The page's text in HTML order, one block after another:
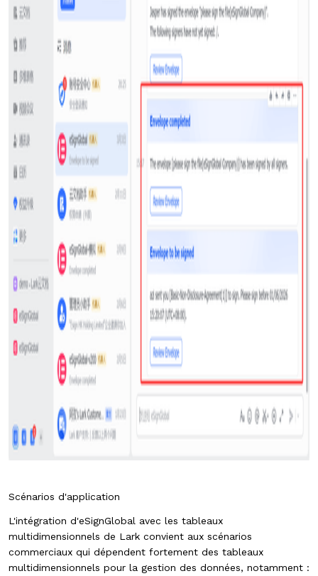
Scénarios d'application
L'intégration d'eSignGlobal avec les tableaux
multidimensionnels de Lark convient aux scénarios
commerciaux qui dépendent fortement des tableaux
multidimensionnels pour la gestion des données, notamment :